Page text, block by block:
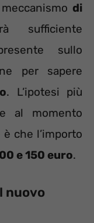
di
sufficiente
sullo
per sapere
. L’ipotesi più
al momento
che l’importo
e 150 euro.
nuovo